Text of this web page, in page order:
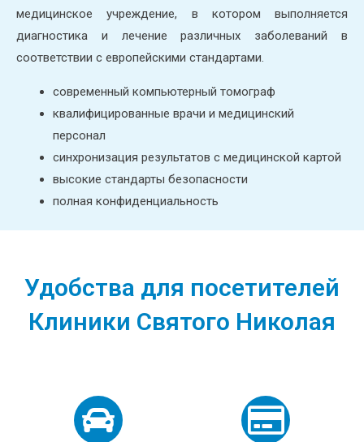
медицинское учреждение, в котором выполняется
диагностика и лечение различных заболеваний в
соответствии с европейскими стандартами.
современный компьютерный томограф
квалифицированные врачи и медицинский
персонал
синхронизация результатов с медицинской картой
высокие стандарты безопасности
полная конфиденциальность
Удобства для посетителей
Клиники Святого Николая